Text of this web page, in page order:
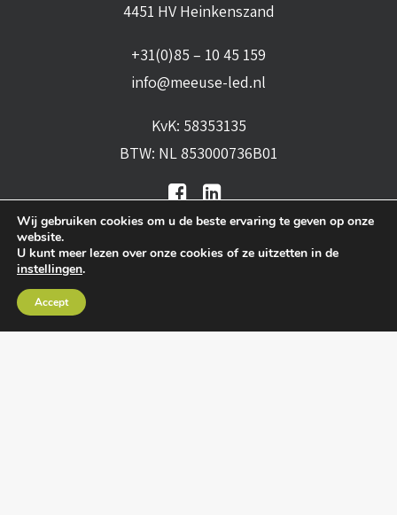
4451 HV Heinkenszand
+31(0)85 – 10 45 159
info@meeuse-led.nl
KvK: 58353135
BTW: NL 853000736B01
leveringsvoorwaarden
Wij gebruiken cookies om u de beste ervaring te geven op onze
website.
U kunt meer lezen over onze cookies of ze uitzetten in de
instellingen.
Accept